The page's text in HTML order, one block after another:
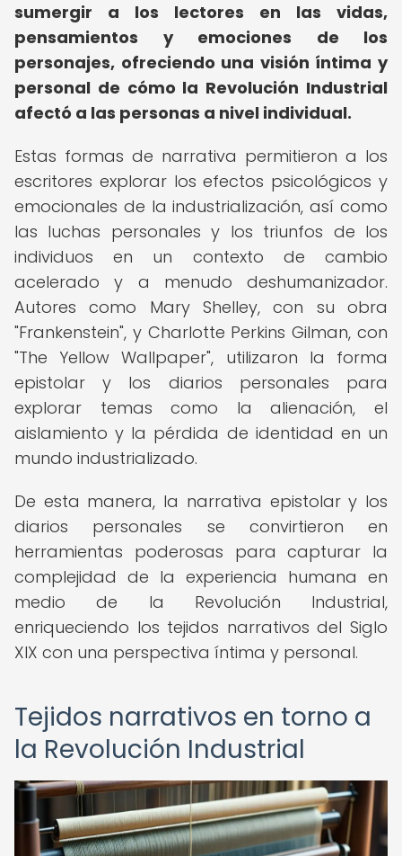
sumergir a los lectores en las vidas,
pensamientos y emociones de los
personajes, ofreciendo una visión íntima y
personal de cómo la Revolución Industrial
afectó a las personas a nivel individual.
Estas formas de narrativa permitieron a los
escritores explorar los efectos psicológicos y
emocionales de la industrialización, así como
las luchas personales y los triunfos de los
individuos en un contexto de cambio
acelerado y a menudo deshumanizador.
Autores como Mary Shelley, con su obra
"Frankenstein", y Charlotte Perkins Gilman, con
"The Yellow Wallpaper", utilizaron la forma
epistolar y los diarios personales para
explorar temas como la alienación, el
aislamiento y la pérdida de identidad en un
mundo industrializado.
De esta manera, la narrativa epistolar y los
diarios personales se convirtieron en
herramientas poderosas para capturar la
complejidad de la experiencia humana en
medio de la Revolución Industrial,
enriqueciendo los tejidos narrativos del Siglo
XIX con una perspectiva íntima y personal.
Tejidos narrativos en torno a
la Revolución Industrial